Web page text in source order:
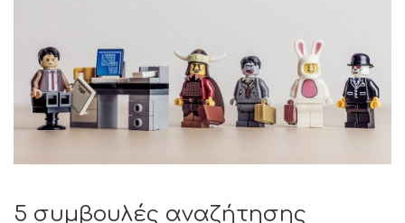
5 συμβουλές αναζήτησης